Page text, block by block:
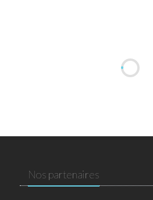
Nos partenaires